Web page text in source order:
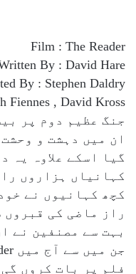
Film : The Reader
By : David Hare
By : Stephen Daldry
Fiennes , David Kross
جنگ عظیم دوم پر
ان میں دہشت و
گیا اسکے علاوہ یہ
کہانیاں ہزاروں
کچھ کہانیوں نے
راز ماضی کی
بہت سے مصنفین نے
فلم پر بات کروں